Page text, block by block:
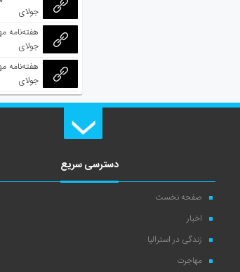
جولای
جولای
جولای
دسترسی سریع
صفحه نخست
اخبار
زندگی در استرالیا
مهاجرت